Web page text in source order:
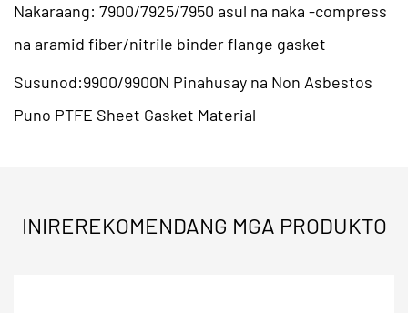
Ginawa mula sa mataas na kadalisayan PTFE, ang
EPTFE flange gasket material ay nag-aalok ng
paglaban ng kemikal, thermal stability at kakayahang
umangkop, na ginagawa itong isang mahalagang
Nakaraang: 7900/7925/7950 asul na naka -compress
na aramid fiber/nitrile binder flange gasket
Susunod:9900/9900N Pinahusay na Non Asbestos
Puno PTFE Sheet Gasket Material
INIREREKOMENDANG MGA PRODUKTO